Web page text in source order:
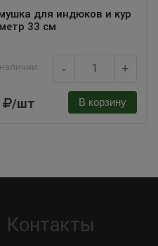
для индюков и кур
33 см
- +
/шт В корзину
Контакты